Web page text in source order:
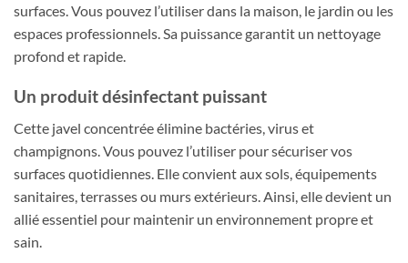
surfaces. Vous pouvez l’utiliser dans la maison, le jardin ou les
espaces professionnels. Sa puissance garantit un nettoyage
profond et rapide.
Un produit désinfectant puissant
Cette javel concentrée élimine bactéries, virus et
champignons. Vous pouvez l’utiliser pour sécuriser vos
surfaces quotidiennes. Elle convient aux sols, équipements
sanitaires, terrasses ou murs extérieurs. Ainsi, elle devient un
allié essentiel pour maintenir un environnement propre et
sain.